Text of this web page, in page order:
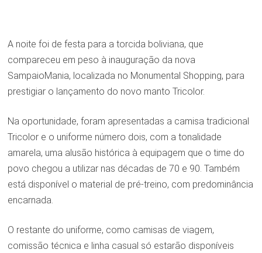
A noite foi de festa para a torcida boliviana, que
compareceu em peso à inauguração da nova
SampaioMania, localizada no Monumental Shopping, para
prestigiar o lançamento do novo manto Tricolor.
Na oportunidade, foram apresentadas a camisa tradicional
Tricolor e o uniforme número dois, com a tonalidade
amarela, uma alusão histórica à equipagem que o time do
povo chegou a utilizar nas décadas de 70 e 90. Também
está disponível o material de pré-treino, com predominância
encarnada.
O restante do uniforme, como camisas de viagem,
comissão técnica e linha casual só estarão disponíveis